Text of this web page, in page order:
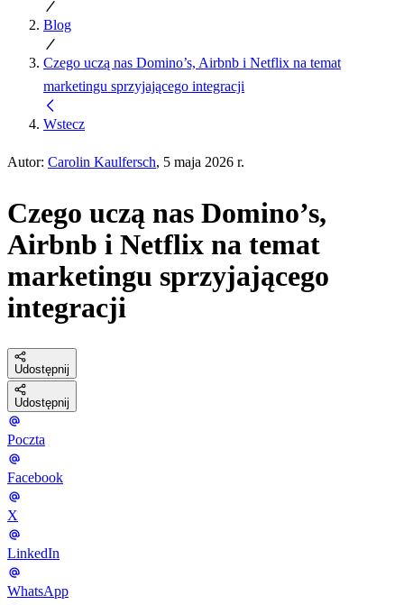
Blog
Czego uczą nas Domino’s, Airbnb i Netflix na temat
marketingu sprzyjającego integracji
Wstecz
Autor: Carolin Kaulfersch, 5 maja 2026 r.
Czego uczą nas Domino’s,
Airbnb i Netflix na temat
marketingu sprzyjającego
integracji
Udostępnij
Udostępnij
Poczta
Facebook
X
LinkedIn
WhatsApp